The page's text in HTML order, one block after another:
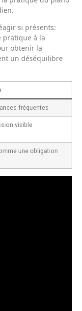
si présents:
pratique à la
obtenir la
un déséquilibre
fréquentes
visible
une obligation